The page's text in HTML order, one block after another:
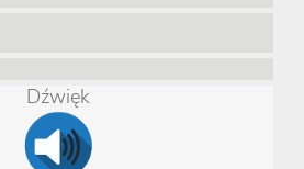
Dźwięk